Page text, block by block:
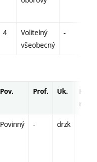
4
Volitelný
všeobecný
-
Pov. Prof. Uk.
Hod.
Povinný - drzk